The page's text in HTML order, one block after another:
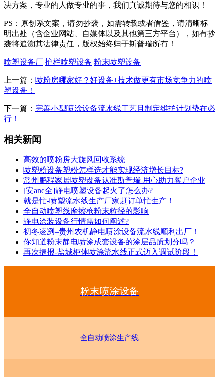
决方案，专业的人做专业的事，我们真诚期待与您的相识！
PS：原创系文案，请勿抄袭，如需转载或者借鉴，请清晰标
明出处（含企业网站、自媒体以及其他第三方平台），如有抄
袭将追溯其法律责任，版权始终归于斯普瑞所有！
喷塑设备厂 护栏喷塑设备 粉末喷塑设备
上一篇： 喷粉房哪家好？好设备+技术做更有市场竞争力的喷
塑设备！
下一篇： 完善小型喷涂设备流水线工艺且制定维护计划势在必
行！
相关新闻
高效的喷粉房大旋风回收系统
喷塑粉设备塑粉怎样选才能实现经济增长目标?
常州鹏程家居喷塑设备认准斯普瑞 用心助力客户企业
[安and全]静电喷塑设备起火了怎么办?
就是忙-喷塑流水线生产厂家赶订单忙生产！
全自动喷塑线摩擦枪粉末粒径的影响
静电涂装设备行情需如何阐述?
初冬凌冽–贵州农机静电喷涂设备流水线顺利出厂！
你知道粉末静电喷涂成套设备的涂层品质划分吗？
再次捷报-盐城柜体喷涂流水线正式迈入调试阶段！
粉末喷涂设备
全自动喷涂生产线